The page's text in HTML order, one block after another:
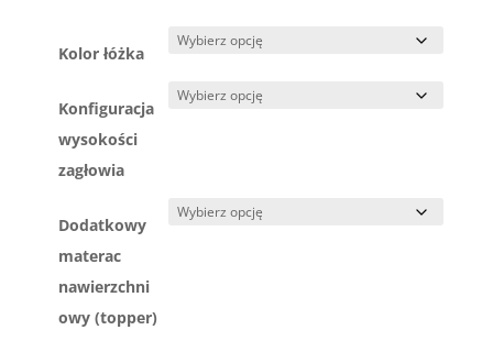
Kolor łóżka
Konfiguracja
wysokości
zagłowia
Dodatkowy
materac
nawierzchni
owy (topper)